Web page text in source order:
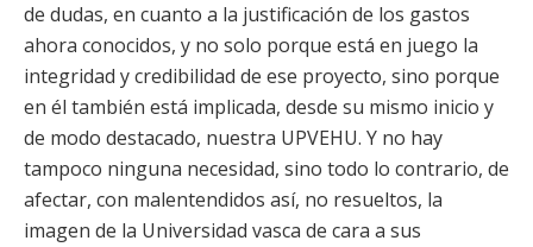
de dudas, en cuanto a la justificación de los gastos
ahora conocidos, y no solo porque está en juego la
integridad y credibilidad de ese proyecto, sino porque
en él también está implicada, desde su mismo inicio y
de modo destacado, nuestra UPVEHU. Y no hay
tampoco ninguna necesidad, sino todo lo contrario, de
afectar, con malentendidos así, no resueltos, la
imagen de la Universidad vasca de cara a sus